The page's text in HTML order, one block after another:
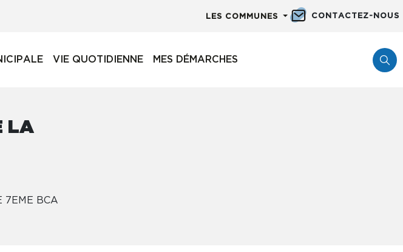
LES COMMUNES CONTACTEZ-NOUS
VIE QUOTIDIENNE MES DÉMARCHES
LA
7EME BCA